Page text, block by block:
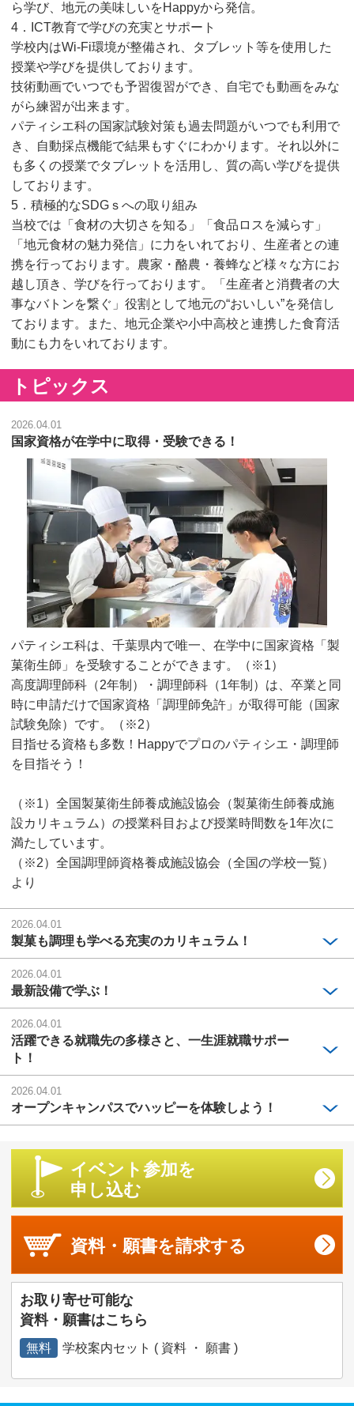
ら学び、地元の美味しいをHappyから発信。
4．ICT教育で学びの充実とサポート
学校内はWi-Fi環境が整備され、タブレット等を使用した
授業や学びを提供しております。
技術動画でいつでも予習復習ができ、自宅でも動画をみな
がら練習が出来ます。
パティシエ科の国家試験対策も過去問題がいつでも利用で
き、自動採点機能で結果もすぐにわかります。それ以外に
も多くの授業でタブレットを活用し、質の高い学びを提供
しております。
5．積極的なSDGｓへの取り組み
当校では「食材の大切さを知る」「食品ロスを減らす」
「地元食材の魅力発信」に力をいれており、生産者との連
携を行っております。農家・酪農・養蜂など様々な方にお
越し頂き、学びを行っております。「生産者と消費者の大
事なバトンを繋ぐ」役割として地元の“おいしい”を発信し
ております。また、地元企業や小中高校と連携した食育活
動にも力をいれております。
トピックス
2026.04.01
国家資格が在学中に取得・受験できる！
パティシエ科は、千葉県内で唯一、在学中に国家資格「製
菓衛生師」を受験することができます。（※1）
高度調理師科（2年制）・調理師科（1年制）は、卒業と同
時に申請だけで国家資格「調理師免許」が取得可能（国家
試験免除）です。（※2）
目指せる資格も多数！Happyでプロのパティシエ・調理師
を目指そう！
（※1）全国製菓衛生師養成施設協会（製菓衛生師養成施
設カリキュラム）の授業科目および授業時間数を1年次に
満たしています。
（※2）全国調理師資格養成施設協会（全国の学校一覧）
より
2026.04.01
製菓も調理も学べる充実のカリキュラム！
2026.04.01
最新設備で学ぶ！
2026.04.01
活躍できる就職先の多様さと、一生涯就職サポー
ト！
2026.04.01
オープンキャンパスでハッピーを体験しよう！
イベント参加を
申し込む
資料・願書を請求する
お取り寄せ可能な
資料・願書はこちら
無料 学校案内セット ( 資料 ・ 願書 )